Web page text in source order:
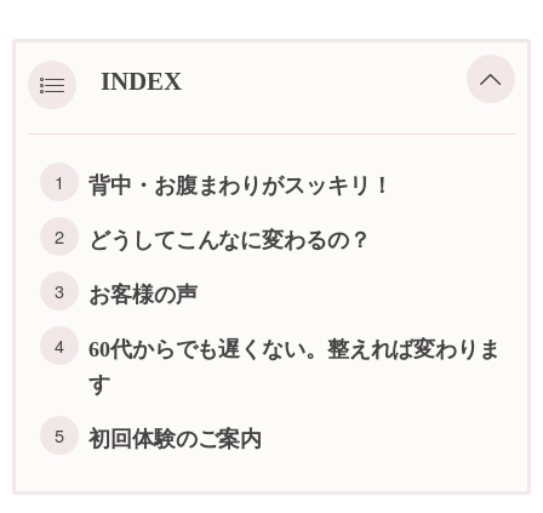
INDEX
背中・お腹まわりがスッキリ！
どうしてこんなに変わるの？
お客様の声
60代からでも遅くない。整えれば変わりま
す
初回体験のご案内